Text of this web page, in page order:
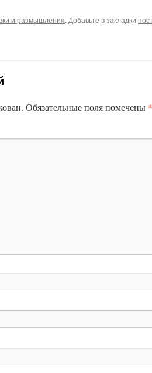
и размышления. Добавьте в закладки
Обязательные поля помечены *